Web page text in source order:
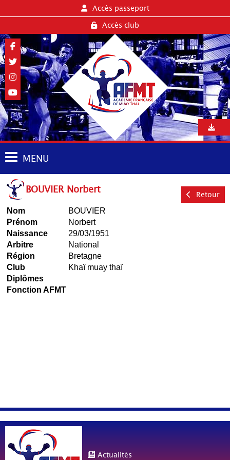
Accès passeport
Accès club
MENU
BOUVIER Norbert Retour
Nom
BOUVIER
Prénom
Norbert
Naissance
29/03/1951
Arbitre
National
Région
Bretagne
Club
Khaï muay thaï
Diplômes
Fonction AFMT
Actualités